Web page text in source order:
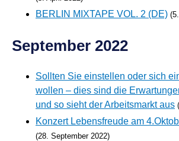
BERLIN MIXTAPE VOL. 2 (DE)
September 2022
Sollten Sie einstellen oder sich
wollen – dies sind die
und so sieht der Arbeitsmarkt aus
Konzert Lebensfreude am
(28. September 2022)